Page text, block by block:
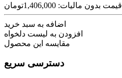
قیمت بدون مالیات: 1,406,000تومان
اضافه به سبد خرید
افزودن به لیست دلخواه
مقایسه این محصول
دسترسی سریع